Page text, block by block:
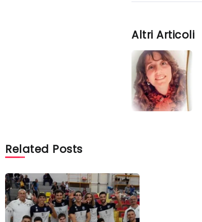
Altri Articoli
Related Posts